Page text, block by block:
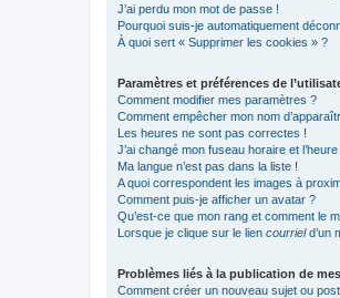
J’ai perdu mon mot de passe !
Pourquoi suis-je automatiquement
À quoi sert « Supprimer les cookies » ?
Paramètres et préférences de
Comment modifier mes paramètres ?
Comment empêcher mon nom
Les heures ne sont pas correctes !
J’ai changé mon fuseau horaire et
Ma langue n’est pas dans la liste !
A quoi correspondent les images à
Comment puis-je afficher un avatar ?
Qu’est-ce que mon rang et comment le
Lorsque je clique sur le lien courrield’un
Problèmes liés à la publication de
Comment créer un nouveau sujet ou